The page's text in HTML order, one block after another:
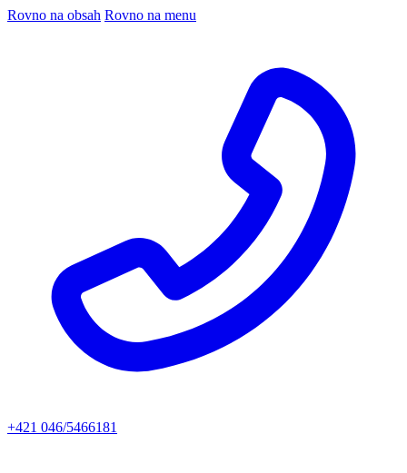
Rovno na obsah Rovno na menu
+421 046/5466181